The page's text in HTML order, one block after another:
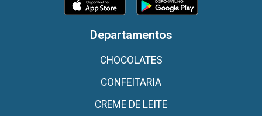
Departamentos
CHOCOLATES
CONFEITARIA
CREME DE LEITE